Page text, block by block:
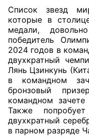
Список звезд
которые в
медали,
победитель
2024 годов в
двухкратный
Лянь Цзинкунь
в командном
бронзовый
командном
Также
двухкратный
в парном разряде